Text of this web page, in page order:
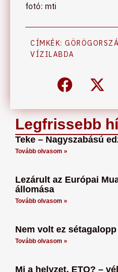
Legfrissebb
Teke – Nagyszabású
Tovább olvasom »
Lezárult az Európai
állomása
Tovább olvasom »
Nem volt ez sétagalopp
Tovább olvasom »
Mi a helyzet, ETO? –
fotó: mti
CÍMKÉK:
VÍZILABDA